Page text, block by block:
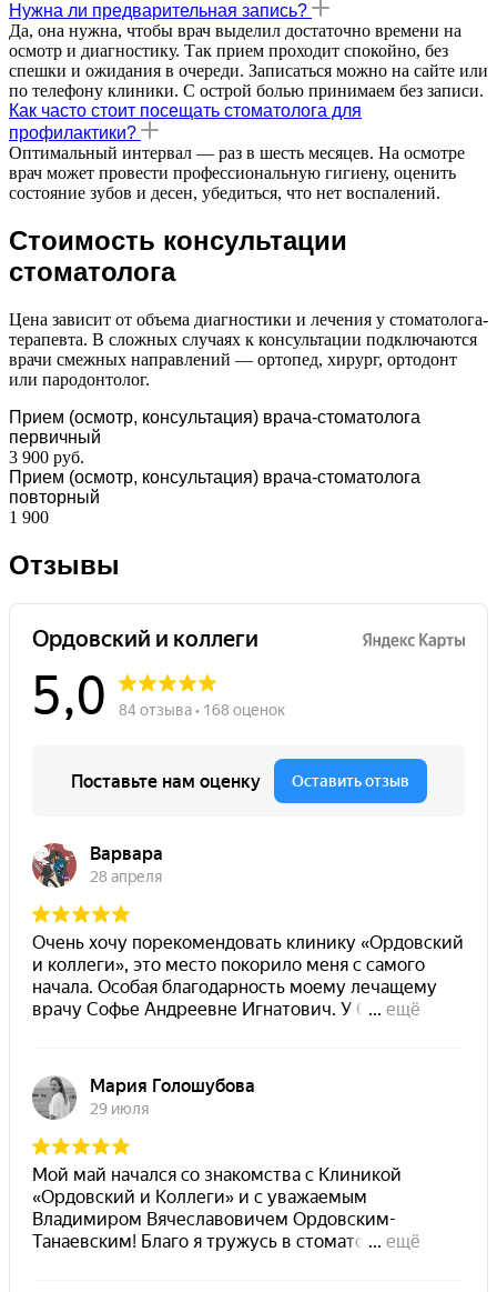
Нужна ли предварительная запись?
Да, она нужна, чтобы врач выделил достаточно времени на
осмотр и диагностику. Так прием проходит спокойно, без
спешки и ожидания в очереди. Записаться можно на сайте или
по телефону клиники. С острой болью принимаем без записи.
Как часто стоит посещать стоматолога для
профилактики?
Оптимальный интервал — раз в шесть месяцев. На осмотре
врач может провести профессиональную гигиену, оценить
состояние зубов и десен, убедиться, что нет воспалений.
Стоимость консультации
стоматолога
Цена зависит от объема диагностики и лечения у стоматолога-
терапевта. В сложных случаях к консультации подключаются
врачи смежных направлений — ортопед, хирург, ортодонт
или пародонтолог.
Прием (осмотр, консультация) врача-стоматолога
первичный
3 900 руб.
Прием (осмотр, консультация) врача-стоматолога
повторный
1 900
Отзывы